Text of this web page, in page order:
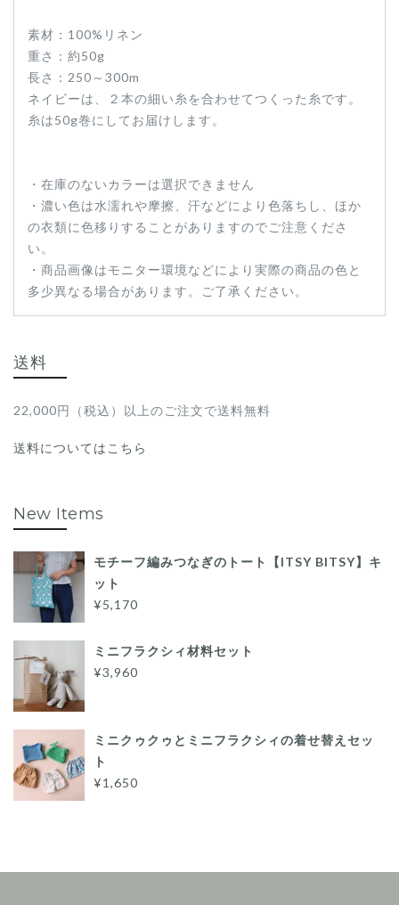
素材：100%リネン
重さ：約50g
長さ：250～300m
ネイビーは、２本の細い糸を合わせてつくった糸です。
糸は50g巻にしてお届けします。
・在庫のないカラーは選択できません
・濃い色は水濡れや摩擦、汗などにより色落ちし、ほか
の衣類に色移りすることがありますのでご注意くださ
い。
・商品画像はモニター環境などにより実際の商品の色と
多少異なる場合があります。ご了承ください。
送料
22,000円（税込）以上のご注文で送料無料
送料についてはこちら
New Items
モチーフ編みつなぎのトート【ITSY BITSY】キ
ット
¥5,170
ミニフラクシィ材料セット
¥3,960
ミニクゥクゥとミニフラクシィの着せ替えセッ
ト
¥1,650